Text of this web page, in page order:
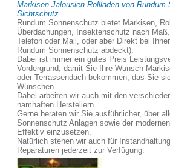
Markisen Jalousien Rollladen von Rundum
Sichtschutz
Rundum Sonnenschutz bietet Markisen,
Überdachungen, Insektenschutz nach
Telefon oder Mail, oder aber Direkt bei
Rundum Sonnenschutz abdeckt).
Dabei ist immer ein gutes Preis
Vordergrund, damit Sie Ihre Wunsch
oder Terrassendach bekommen, das Sie
Wünschen.
Dabei arbeiten wir auch mit den
namhaften Herstellern.
Gerne beraten wir Sie ausführlicher, über
Sonnenschutz Anlagen sowie der
Effektiv einzusetzen.
Natürlich stehen wir auch für
Reparaturen jederzeit zur Verfügung.